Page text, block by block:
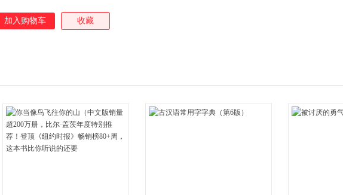
加入购物车 收藏